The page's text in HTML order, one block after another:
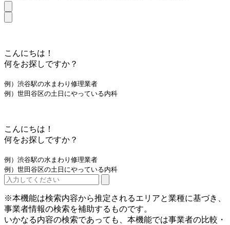
こんにちは！
何をお探しですか？
例）渋谷駅の水まわり修理業者
例）世田谷区の土日にやっている内科
こんにちは！
何をお探しですか？
例）渋谷駅の水まわり修理業者
例）世田谷区の土日にやっている内科
※本機能は検索内容から推定されるエリアと業種に基づき、
事業者情報の検索を補助するものです。
いかなる内容の検索であっても、本機能では事業者の比較・